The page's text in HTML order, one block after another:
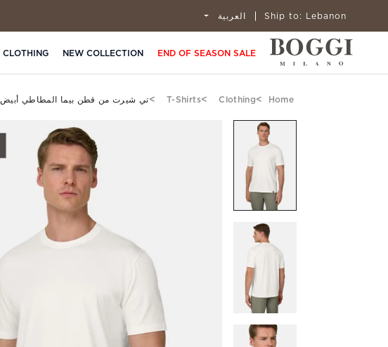
Ship to: Lebanon العربية
END OF SEASON SALE
NEW COLLECTION
CLOTHING
Home
Clothing
T-Shirts تي شيرت من قطن بيما المطاطي أبيض